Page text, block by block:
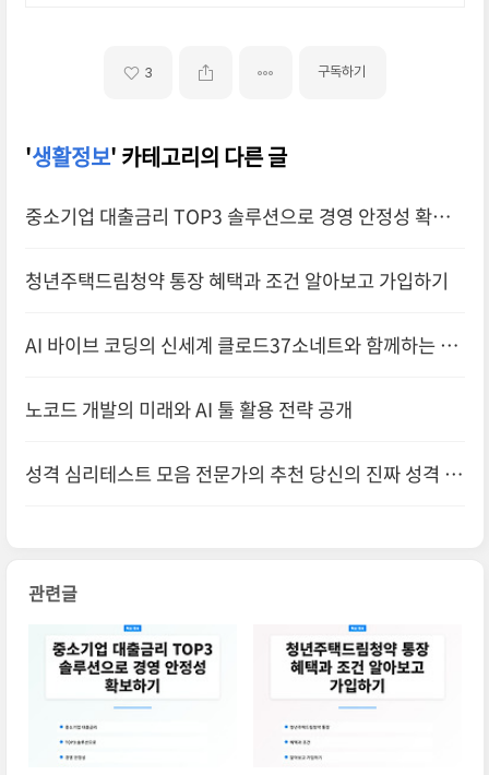
3 구독하기
'생활정보' 카테고리의 다른 글
중소기업 대출금리 TOP3 솔루션으로 경영 안정성 확보
청년주택드림청약 통장 혜택과 조건 알아보고 가입하기
AI 바이브 코딩의 신세계 클로드37소네트와 함께하는 혁
노코드 개발의 미래와 AI 툴 활용 전략 공개
성격 심리테스트 모음 전문가의 추천 당신의 진짜 성격 확
관련글